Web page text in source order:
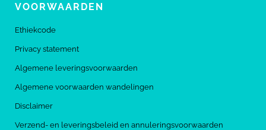
VOORWAARDEN
Ethiekcode
Privacy statement
Algemene leveringsvoorwaarden
Algemene voorwaarden wandelingen
Disclaimer
Verzend- en leveringsbeleid en annuleringsvoorwaarden